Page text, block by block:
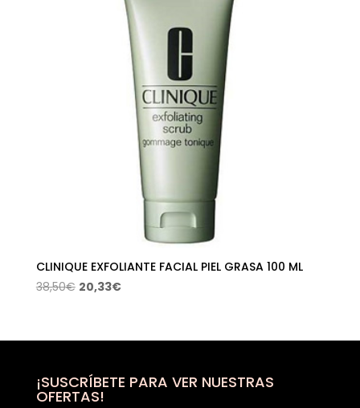
CLINIQUE EXFOLIANTE FACIAL PIEL GRASA 100 ML
38,50€ El
era:
20,33€El
es:
¡SUSCRÍBETE PARA VER NUESTRAS
OFERTAS!